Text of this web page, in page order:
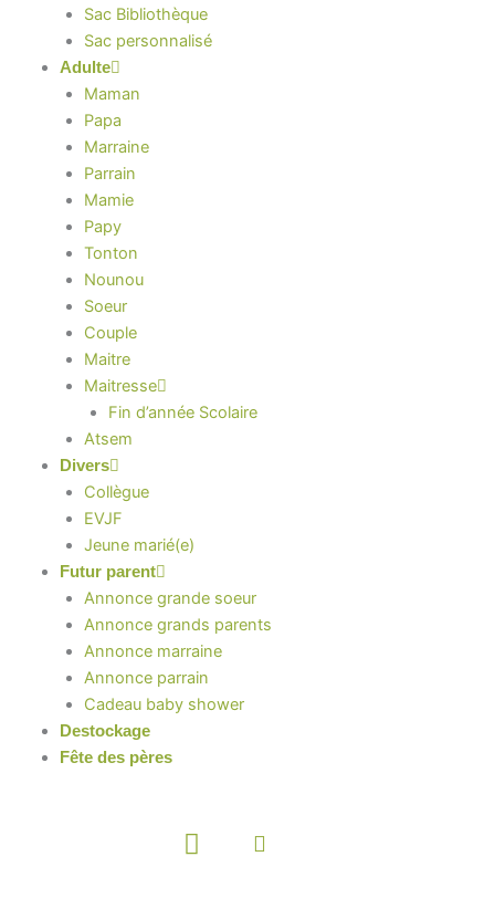
Sac Bibliothèque
Sac personnalisé
Adulte
Maman
Papa
Marraine
Parrain
Mamie
Papy
Tonton
Nounou
Soeur
Couple
Maitre
Maitresse
Fin d’année Scolaire
Atsem
Divers
Collègue
EVJF
Jeune marié(e)
Futur parent
Annonce grande soeur
Annonce grands parents
Annonce marraine
Annonce parrain
Cadeau baby shower
Destockage
Fête des pères
Panier